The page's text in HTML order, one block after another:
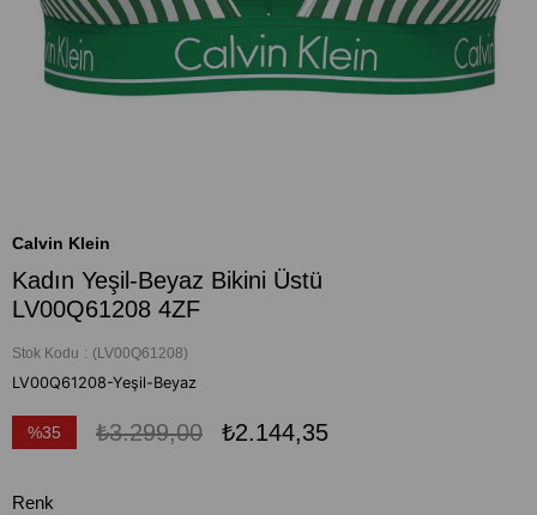
Calvin Klein
Kadın Yeşil-Beyaz Bikini Üstü
LV00Q61208 4ZF
Stok Kodu (LV00Q61208)
LV00Q61208-Yeşil-Beyaz
%35
₺3.299,00 ₺2.144,35
Renk